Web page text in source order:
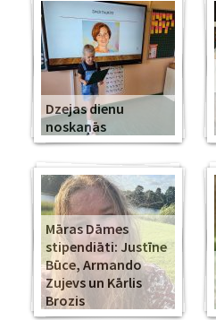
Dzejas dienu
noskaņās
Māras Dāmes
stipendiāti: Justīne
Būce, Armando
Zujevs un Kārlis
Brozis